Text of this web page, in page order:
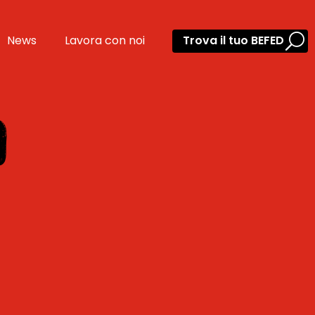
News Lavora con noi Trova il tuo BEFED